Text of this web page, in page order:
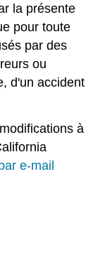
la présente
pour toute
par des
ou
d'un accident
à
e-mail